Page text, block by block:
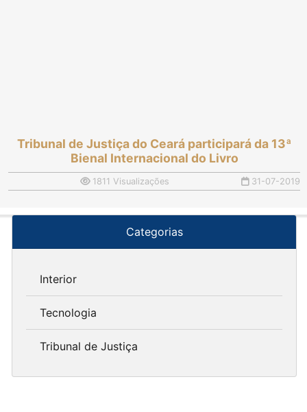
Tribunal de Justiça do Ceará participará da 13ª
Bienal Internacional do Livro
1811 Visualizações 31-07-2019
Categorias
Interior
Tecnologia
Tribunal de Justiça